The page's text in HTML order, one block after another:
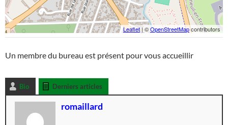
Leaflet| ©OpenStreetMapcontributors
Un membre du bureau est présent pour vous accueillir
Bio Derniers articles
romaillard